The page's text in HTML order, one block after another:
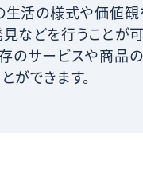
活の様式や価値観
見などを行うことが可
のサービスや商品
ができます。